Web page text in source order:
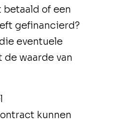
of een
gefinancierd?
eventuele
waarde van
kunnen